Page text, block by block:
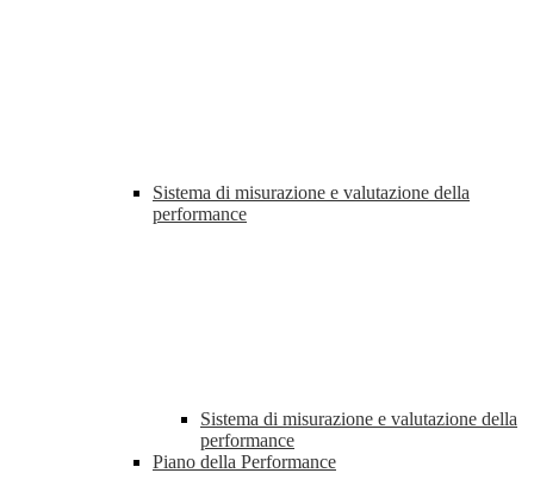
Sistema di misurazione e valutazione della
performance
Sistema di misurazione e valutazione della
performance
Piano della Performance